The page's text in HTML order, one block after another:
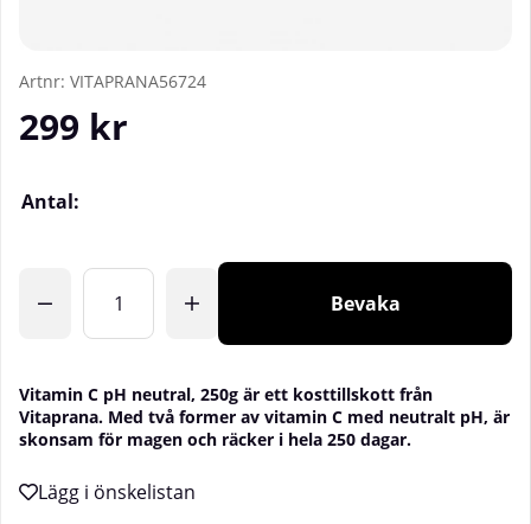
Artnr: VITAPRANA56724
299 kr
Antal:
Bevaka
Vitamin C pH neutral, 250g är ett kosttillskott från
Vitaprana. Med två former av vitamin C med neutralt pH, är
skonsam för magen och räcker i hela 250 dagar.